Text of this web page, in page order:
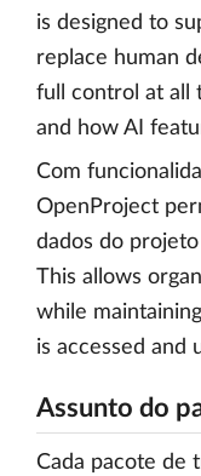
is designed to
replace human
full control at all
and how AI
Com
OpenProject
dados do
This allows
while
is accessed and
Assunto do
Cada pacote de